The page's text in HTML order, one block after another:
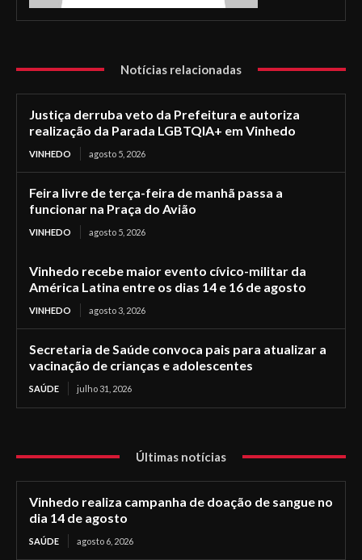
Notícias relacionadas
Justiça derruba veto da Prefeitura e autoriza
realização da Parada LGBTQIA+ em Vinhedo
VINHEDO agosto 5, 2026
Feira livre de terça-feira de manhã passa a
funcionar na Praça do Avião
VINHEDO agosto 5, 2026
Vinhedo recebe maior evento cívico-militar da
América Latina entre os dias 14 e 16 de agosto
VINHEDO agosto 3, 2026
Secretaria de Saúde convoca pais para atualizar a
vacinação de crianças e adolescentes
SAÚDE julho 31, 2026
Últimas notícias
Vinhedo realiza campanha de doação de sangue no
dia 14 de agosto
SAÚDE agosto 6, 2026